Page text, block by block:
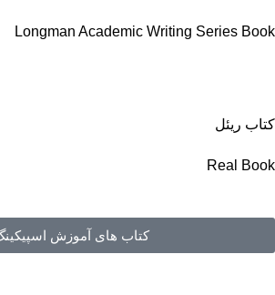
Longman Academic Writing Series Book
کتاب ریئل
Real Book
کتاب های آموزش